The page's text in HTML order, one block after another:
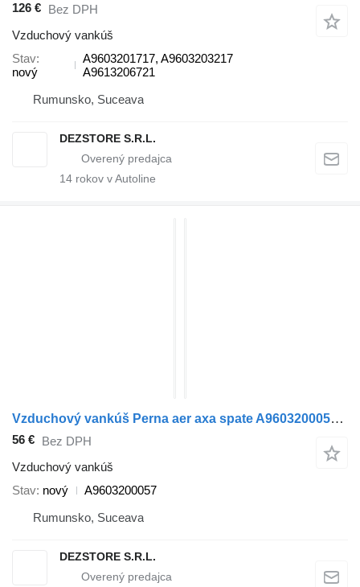
126 € Bez DPH
Vzduchový vankúš
Stav
nový
A9603201717, A9603203217
A9613206721
Rumunsko, Suceava
DEZSTORE S.R.L.
14 rokov v Autoline
Vzduchový vankúš Perna aer axa spate A9603200057 na ťahača Mercedes-Benz ACTROS MP4
56 € Bez DPH
Vzduchový vankúš
Stav nový
A9603200057
Rumunsko, Suceava
DEZSTORE S.R.L.